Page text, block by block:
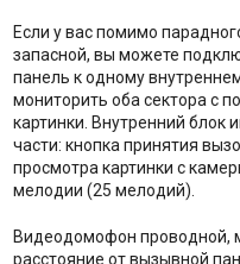
Если у вас помимо
запасной, вы можете
панель к одному
мониторить оба сектора с
картинки. Внутренний блок
части: кнопка принятия
просмотра картинки с
мелодии (25 мелодий).
Видеодомофон проводной,
расстояние от вызывной